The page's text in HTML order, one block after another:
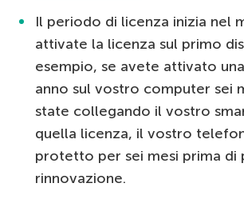
Il periodo di licenza inizia nel
attivate la licenza sul primo
esempio, se avete attivato
anno sul vostro computer sei
state collegando il vostro
quella licenza, il vostro
protetto per sei mesi prima di
rinnovazione.